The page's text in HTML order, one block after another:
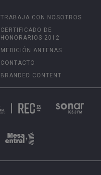
TRABAJA CON NOSOTROS
CERTIFICADO DE
HONORARIOS 2012
MEDICIÓN ANTENAS
CONTACTO
BRANDED CONTENT